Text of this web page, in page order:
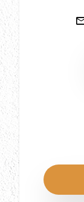
所在地